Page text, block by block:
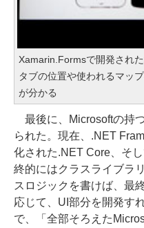
Xamarin.Formsで開発され
タブの位置や使われるマッ
が分かる
最後に、Microsoftの持
られた。現在、.NET
化された.NET Core、そ
終的にはクラスライブラ
スロジックを書けば、最
応じて、UI部分を開発す
で、「全部そろえた